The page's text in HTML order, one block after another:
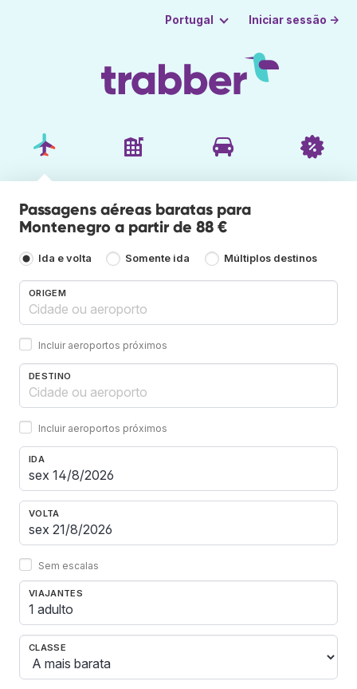
Portugal Iniciar sessão →
Passagens aéreas baratas para
Montenegro a partir de 88 €
Ida e volta Somente ida Múltiplos destinos
ORIGEM
Incluir aeroportos próximos
DESTINO
Incluir aeroportos próximos
IDA
VOLTA
Sem escalas
VIAJANTES
1 adulto
CLASSE